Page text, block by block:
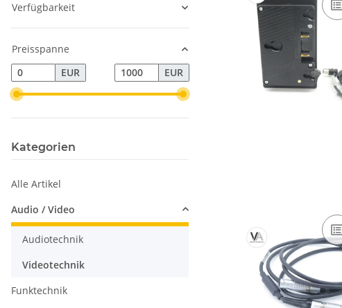
Verfügbarkeit
Preisspanne
EUR
EUR
Kategorien
Alle Artikel
Audio / Video
Audiotechnik
Videotechnik
Funktechnik